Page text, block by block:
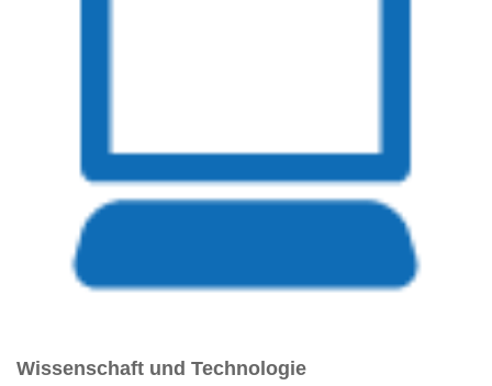
Wissenschaft und Technologie